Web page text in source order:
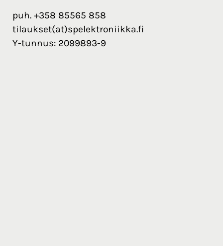
puh. +358 85565 858
tilaukset(at)spelektroniikka.fi
Y-tunnus: 2099893-9